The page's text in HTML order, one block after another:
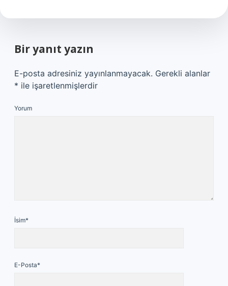
Bir yanıt yazın
E-posta adresiniz yayınlanmayacak. Gerekli alanlar
* ile işaretlenmişlerdir
Yorum
İsim*
E-Posta*